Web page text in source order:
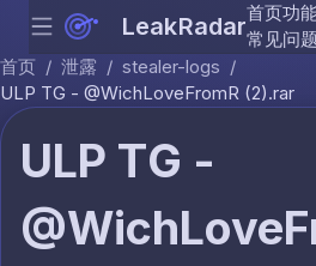
Skip
Menu LeakRadar首页功
常见问题
首页 / 泄露 / stealer-logs /
ULР ТG - @WichLoveFromR (2).rar
ULР ТG -